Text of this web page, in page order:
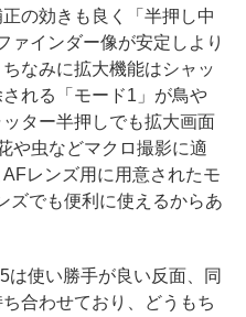
の効きも良く「半押し中
ァインダー像が安定しより
なみに拡大機能はシャッ
れる「モード1」が鳥や
ター半押しでも拡大画面
や虫などマクロ撮影に適
レンズ用に用意されたモ
ズでも便利に使えるからあ
使い勝手が良い反面、同
合わせており、どうもち